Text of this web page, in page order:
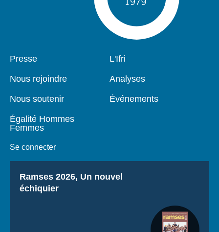
Pied
Presse
Nous rejoindre
Nous soutenir
Égalité Hommes
Femmes
Se connecter
Navigation
L'Ifri
Analyses
Événements
Titre
Ramses 2026, Un nouvel
échiquier